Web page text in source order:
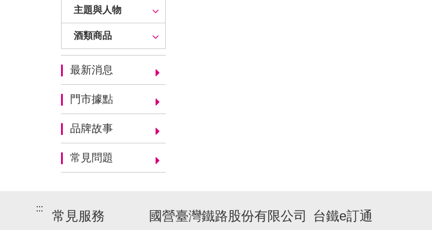
主題與人物
酒類商品
最新消息
門市據點
品牌故事
常見問題
:::
常見服務 國營臺灣鐵路股份有限公司 台鐵e訂通